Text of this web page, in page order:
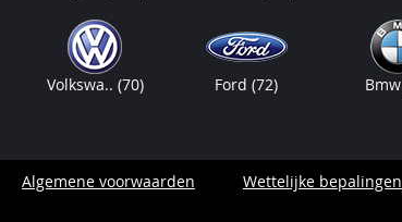
Volkswa.. (70) Ford(72) Bmw
Algemene voorwaarden Wettelijke bepalingen